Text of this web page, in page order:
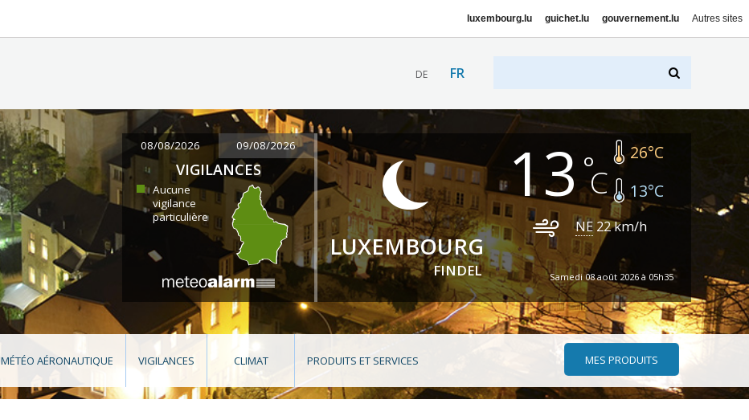
luxembourg.lu guichet.lu gouvernement.lu Autres sites
DE FR
08/08/2026 09/08/2026
VIGILANCES
Aucune
vigilance
particulière
LUXEMBOURG
FINDEL
13 26°C
13°C
NE 22km/h
Samedi 08 août 2026 à 05h35
MÉTÉO AÉRONAUTIQUE VIGILANCES CLIMAT PRODUITS ET SERVICES MES PRODUITS